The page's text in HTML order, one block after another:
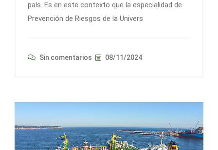
país. Es en este contexto que la especialidad de
Prevención de Riesgos de la Univers
Sin comentarios 08/11/2024